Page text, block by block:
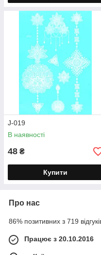
J-019
В наявності
48 ₴
Купити
Про нас
86% позитивних з 719
Працює з 20.10.2016